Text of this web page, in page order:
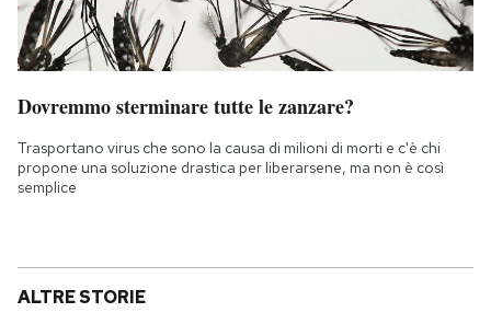
Dovremmo sterminare tutte le zanzare?
Trasportano virus che sono la causa di milioni di morti e c'è chi
propone una soluzione drastica per liberarsene, ma non è così
semplice
ALTRE STORIE